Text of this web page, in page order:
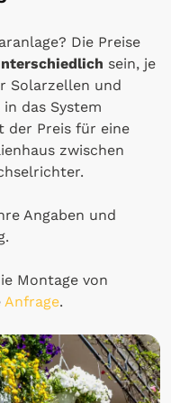
Die Preise
sein, je
Solarzellen und
das System
der Preis für eine
zwischen
Angaben und
Montage von
Anfrage.